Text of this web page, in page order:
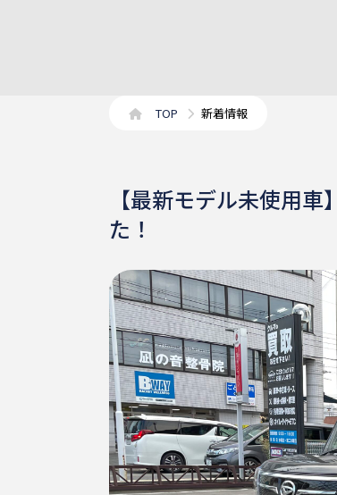
TOP 新着情報
【最新モデル未使用
た！